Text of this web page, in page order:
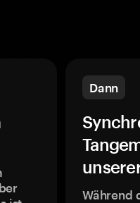
Dann
Während